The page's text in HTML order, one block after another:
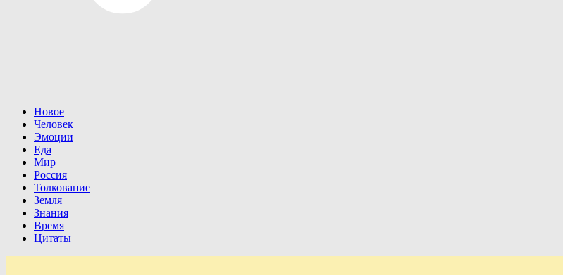
Новое
Человек
Эмоции
Еда
Мир
Россия
Толкование
Земля
Знания
Время
Цитаты